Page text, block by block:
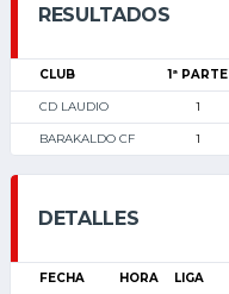
RESULTADOS
CLUB 1ª PARTE
CD LAUDIO 1
BARAKALDO CF 1
DETALLES
FECHA HORA LIGA